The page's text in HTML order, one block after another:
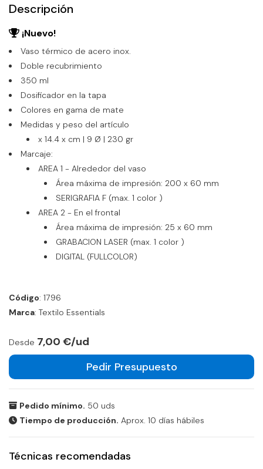
Descripción
¡Nuevo!
Vaso térmico de acero inox.
Doble recubrimiento
350 ml
Dosificador en la tapa
Colores en gama de mate
Medidas y peso del artículo
x 14.4 x cm | 9 Ø | 230 gr
Marcaje:
AREA 1 - Alrededor del vaso
Área máxima de impresión: 200 x 60 mm
SERIGRAFIA F (max. 1 color )
AREA 2 - En el frontal
Área máxima de impresión: 25 x 60 mm
GRABACION LASER (max. 1 color )
DIGITAL (FULLCOLOR)
Código: 1796
Marca: Textilo Essentials
Desde 7,00 €/ud
Pedir Presupuesto
Pedido mínimo. 50 uds
Tiempo de producción. Aprox. 10 días hábiles
Técnicas recomendadas